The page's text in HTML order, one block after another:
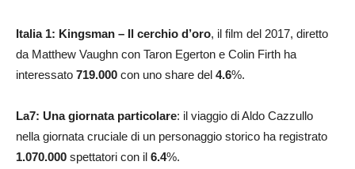
Italia 1: Kingsman – Il cerchio d’oro, il film del 2017, diretto
da Matthew Vaughn con Taron Egerton e Colin Firth ha
interessato 719.000 con uno share del 4.6%.
La7: Una giornata particolare: il viaggio di Aldo Cazzullo
nella giornata cruciale di un personaggio storico ha registrato
1.070.000 spettatori con il 6.4%.